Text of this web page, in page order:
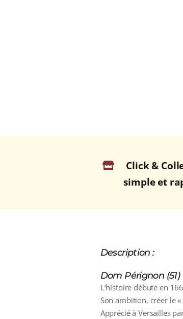
Click &
simple et
Description :
Dom Pérignon (51)
L’histoire débute en
Son ambition, créer le
Apprécié à Versailles